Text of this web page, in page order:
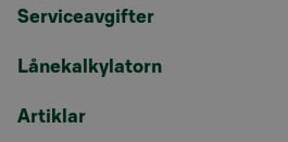
Serviceavgifter
Lånekalkylatorn
Artiklar